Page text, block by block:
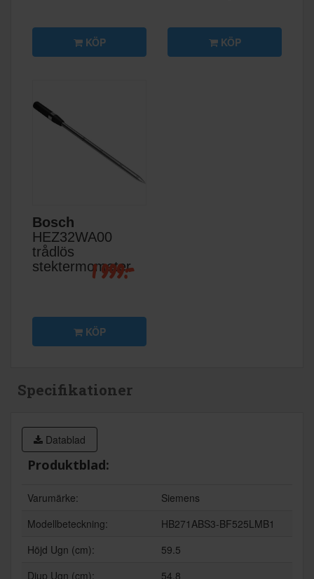
KÖP KÖP
Bosch
HEZ32WA00
trådlös
stektermometer
1 999:-
KÖP
Specifikationer
Datablad
Produktblad:
Varumärke:
Siemens
Modellbeteckning:
HB271ABS3-BF525LMB1
Höjd Ugn (cm):
59.5
Djup Ugn (cm):
54.8